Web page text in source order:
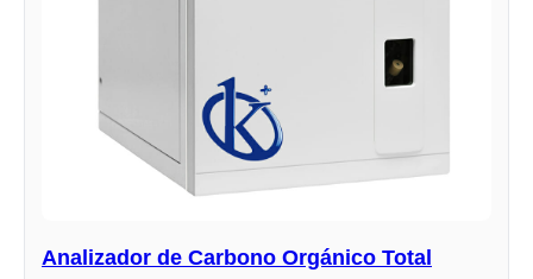
Analizador de Carbono Orgánico Total